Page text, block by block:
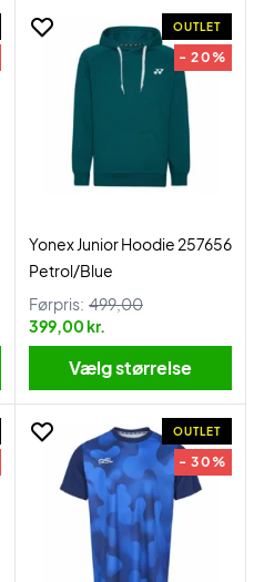
OUTLET
- 20%
Yonex Junior Hoodie 257656
Petrol/Blue
Førpris: 499,00
399,00 kr.
Vælg størrelse
OUTLET
- 30%